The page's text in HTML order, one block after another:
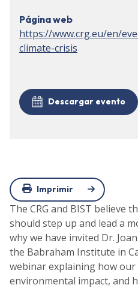
Página web
https://www.crg.eu/en/
climate-crisis
Descargar evento
Imprimir
The CRG and BIST believe
should step up and lead a
why we have invited Dr.
the Babraham Institute in
webinar explaining how our
environmental impact, and